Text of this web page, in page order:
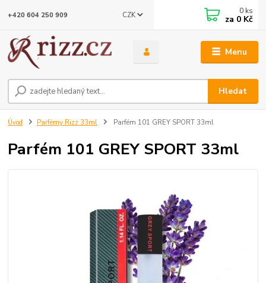
Menu
CZK
Hledat
+420 604 250 909 0 ks
za 0 Kč
Úvod Parfémy Rizz 33ml Parfém 101 GREY SPORT 33ml
Parfém 101 GREY SPORT 33ml